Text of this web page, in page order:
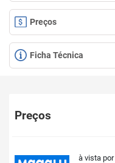
Preços
Ficha Técnica
Preços
à vista por